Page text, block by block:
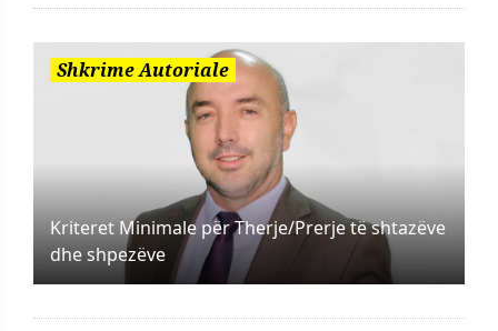
Shkrime Autoriale
Kriteret Minimale për Therje/Prerje të shtazëve
dhe shpezëve